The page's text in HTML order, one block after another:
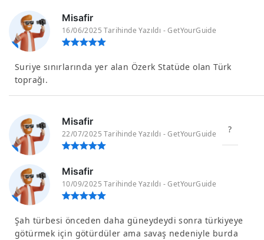
Misafir
16/06/2025 Tarihinde Yazıldı - GetYourGuide
Suriye sınırlarında yer alan Özerk Statüde olan Türk
toprağı.
Misafir
22/07/2025 Tarihinde Yazıldı - GetYourGuide ?
Misafir
10/09/2025 Tarihinde Yazıldı - GetYourGuide
Şah türbesi önceden daha güneydeydi sonra türkiyeye
götürmek için götürdüler ama savaş nedeniyle burda